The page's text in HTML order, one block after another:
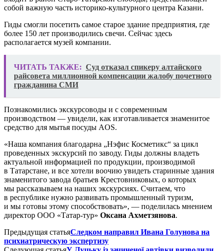
собой важную часть историко-культурного центра Казани.
Гиды смогли посетить самое старое здание предприятия, где
более 150 лет производились свечи. Сейчас здесь
располагается музей компании.
ЧИТАТЬ ТАКЖЕ: Суд отказал спикеру алтайского
райсовета миллионной компенсации жалобу почетного
гражданина СМИ
Познакомились экскурсоводы и с современным
производством — увидели, как изготавливается знаменитое
средство для мытья посуды AOS.
«Наша компания благодарна „Нэфис Косметикс“ за цикл
проведенных экскурсий по заводу. Гиды должны владеть
актуальной информацией по продукции, производимой
в Татарстане, и все хотели воочию увидеть старинные здания
знаменитого завода братьев Крестовниковых, о которых
мы рассказываем на наших экскурсиях. Считаем, что
в республике нужно развивать промышленный туризм,
и мы готовы этому способствовать», — поделилась мнением
директор ООО «Татар-тур» Оксана Ахметзянова.
Предыдущая статьяСледком направил Ивана Голунова на
психиатрическую экспертизу